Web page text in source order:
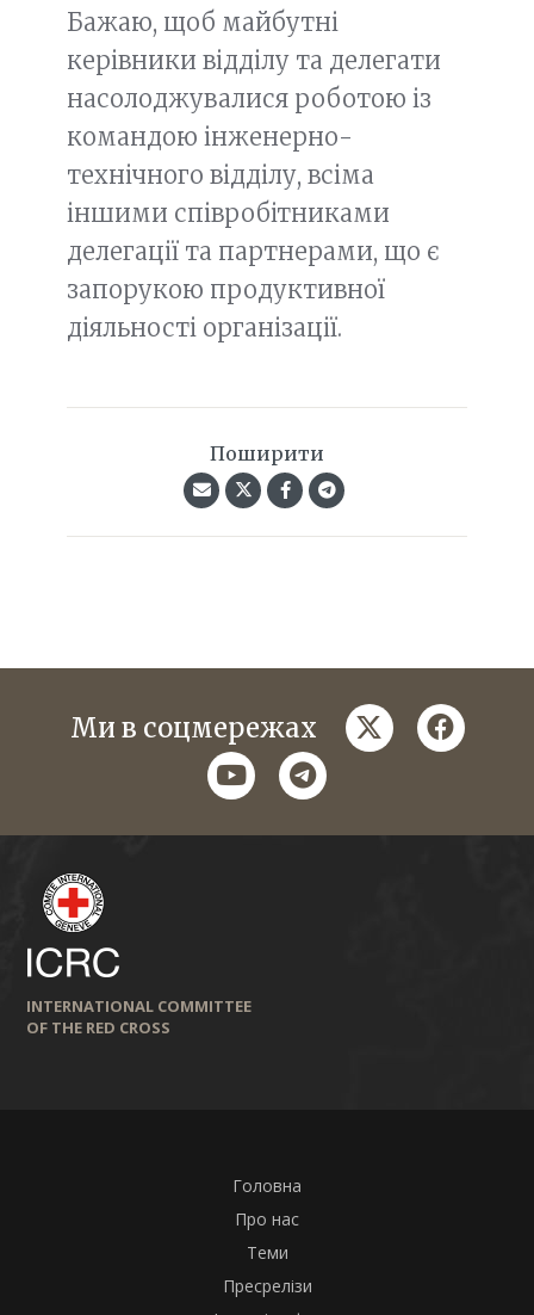
Бажаю, щоб майбутні
керівники відділу та делегати
насолоджувалися роботою із
командою інженерно-
технічного відділу, всіма
іншими співробітниками
делегації та партнерами, що є
запорукою продуктивної
діяльності організації.
Поширити
Ми в соцмережах twitter
youtubetelegram
INTERNATIONAL COMMITTEE
OF THE RED CROSS
Головна
Про нас
Теми
Пресрелізи